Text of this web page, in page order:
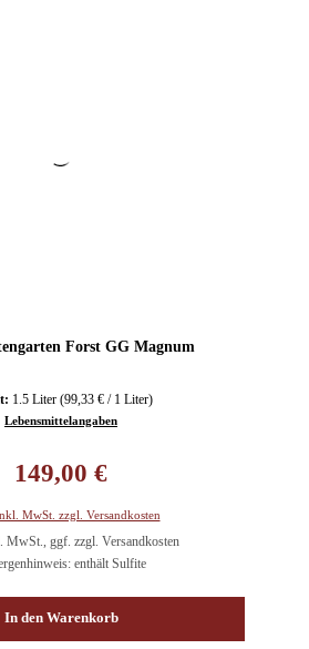
Forst GG Magnum
1.5 Liter (99,33 € / 1 Liter)
Lebensmittelangaben
149,00 €
MwSt. zzgl. Versandkosten
MwSt., ggf. zzgl. Versandkosten
enthält Sulfite
In den Warenkorb